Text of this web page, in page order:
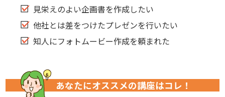
見栄えのよい企画書を作成したい
他社とは差をつけたプレゼンを行いたい
知人にフォトムービー作成を頼まれた
あなたにオススメの講座はコレ！